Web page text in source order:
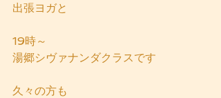
出張ヨガと
19時～
湯郷シヴァナンダクラスです
久々の方も